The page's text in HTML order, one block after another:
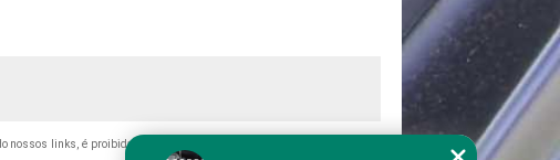
nossos links, é proibida sem a autorização do autor. Crime de violação de